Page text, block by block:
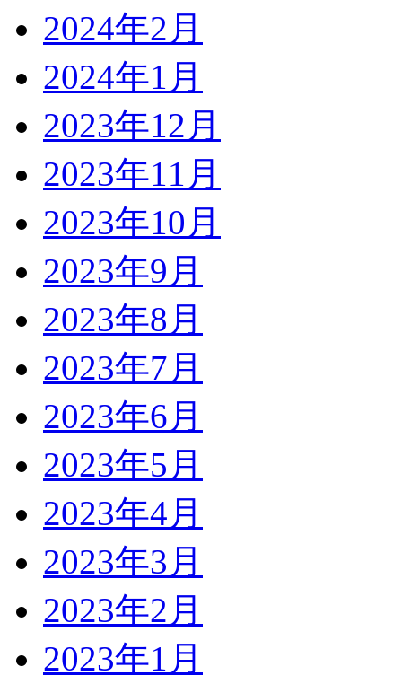
2024年2月
2024年1月
2023年12月
2023年11月
2023年10月
2023年9月
2023年8月
2023年7月
2023年6月
2023年5月
2023年4月
2023年3月
2023年2月
2023年1月